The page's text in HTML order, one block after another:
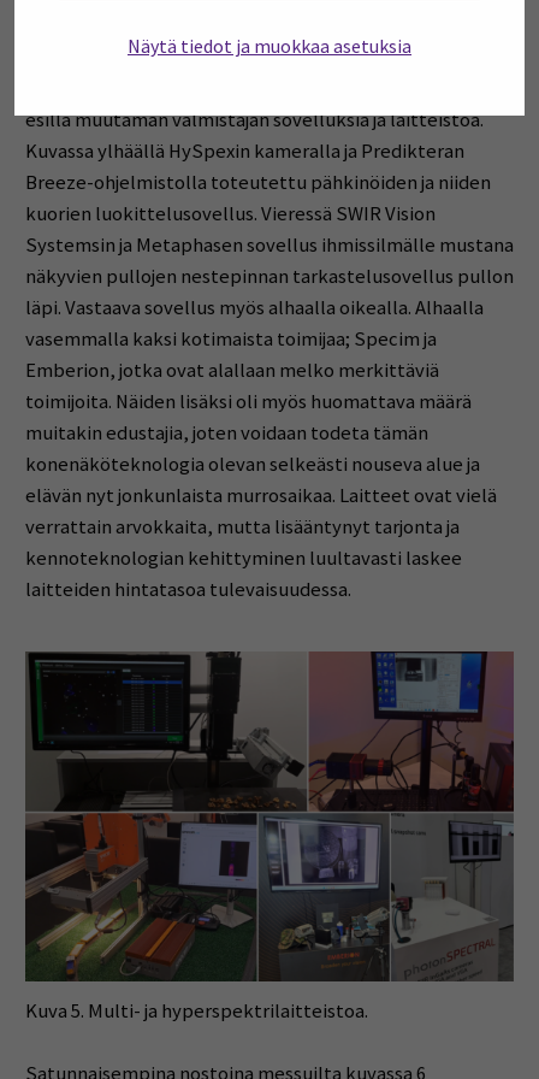
Näytä tiedot ja muokkaa asetuksia
Pääsääntöisesti esillä olevat laitteet keskittyivät
esillä muutaman valmistajan sovelluksia ja laitteistoa.
Kuvassa ylhäällä HySpexin kameralla ja Predikteran
Breeze-ohjelmistolla toteutettu pähkinöiden ja niiden
kuorien luokittelusovellus. Vieressä SWIR Vision
Systemsin ja Metaphasen sovellus ihmissilmälle mustana
näkyvien pullojen nestepinnan tarkastelusovellus pullon
läpi. Vastaava sovellus myös alhaalla oikealla. Alhaalla
vasemmalla kaksi kotimaista toimijaa; Specim ja
Emberion, jotka ovat alallaan melko merkittäviä
toimijoita. Näiden lisäksi oli myös huomattava määrä
muitakin edustajia, joten voidaan todeta tämän
konenäköteknologia olevan selkeästi nouseva alue ja
elävän nyt jonkunlaista murrosaikaa. Laitteet ovat vielä
verrattain arvokkaita, mutta lisääntynyt tarjonta ja
kennoteknologian kehittyminen luultavasti laskee
laitteiden hintatasoa tulevaisuudessa.
Kuva 5. Multi- ja hyperspektrilaitteistoa.
Satunnaisempina nostoina messuilta kuvassa 6